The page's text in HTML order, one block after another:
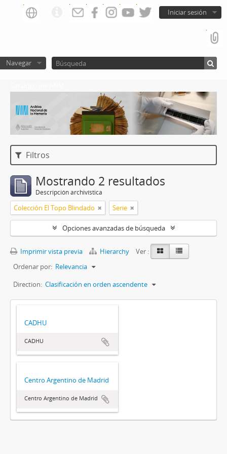
Iniciar sesión
Navegar
Filtros
Mostrando 2 resultados
Descripción archivística
Colección El Topo Blindado Serie
Opciones avanzadas de búsqueda
Imprimir vista previa Hierarchy
Ver :
Ordenar por: Relevancia
Direction: Clasificación en orden ascendente
CADHU
CADHU
Centro Argentino de Madrid
Centro Argentino de Madrid